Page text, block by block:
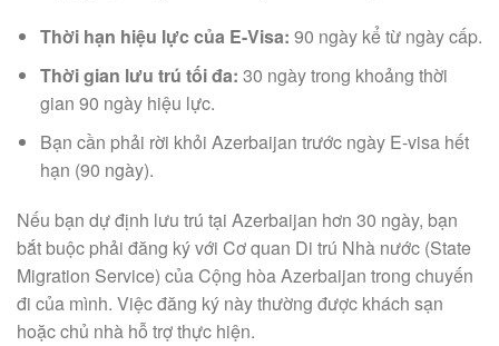
Thời hạn hiệu lực của E-Visa: 90 ngày kể từ ngày cấp.
Thời gian lưu trú tối đa: 30 ngày trong khoảng thời
gian 90 ngày hiệu lực.
Bạn cần phải rời khỏi Azerbaijan trước ngày E-visa hết
hạn (90 ngày).
Nếu bạn dự định lưu trú tại Azerbaijan hơn 30 ngày, bạn
bắt buộc phải đăng ký với Cơ quan Di trú Nhà nước (State
Migration Service) của Cộng hòa Azerbaijan trong chuyến
đi của mình. Việc đăng ký này thường được khách sạn
hoặc chủ nhà hỗ trợ thực hiện.